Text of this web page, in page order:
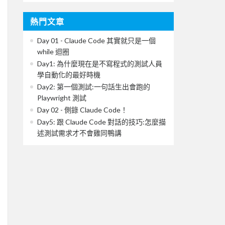
熱門文章
Day 01 - Claude Code 其實就只是一個
while 迴圈
Day1: 為什麼現在是不寫程式的測試人員
學自動化的最好時機
Day2: 第一個測試:一句話生出會跑的
Playwright 測試
Day 02 - 側錄 Claude Code！
Day5: 跟 Claude Code 對話的技巧:怎麼描
述測試需求才不會雞同鴨講